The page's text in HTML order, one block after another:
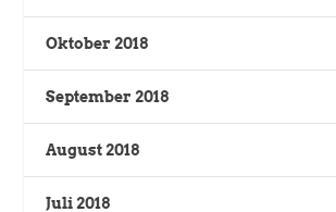
Oktober 2018
September 2018
August 2018
Juli 2018